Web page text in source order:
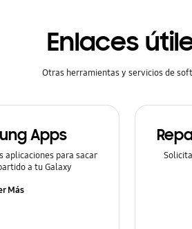
Enlaces
Otras herramientas y servicios de
Apps
aplicaciones para sacar
a tu Galaxy
Más